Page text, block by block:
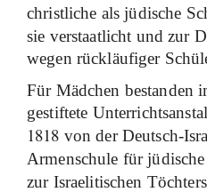
christliche als jüdische
sie verstaatlicht und zur
wegen rückläufiger
Für Mädchen bestanden
gestiftete
1818 von der Deutsch-
Armenschule für
zur Israelitischen